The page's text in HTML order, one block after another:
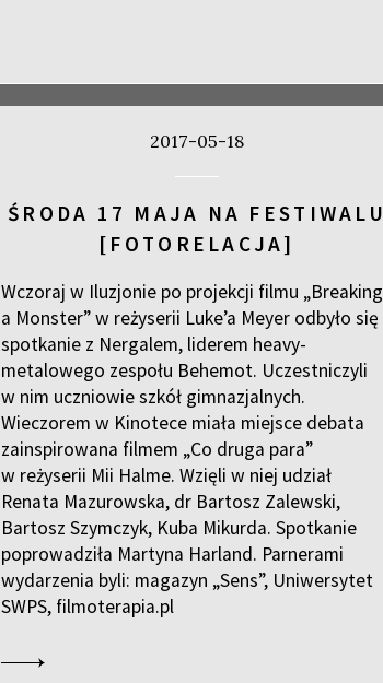
2017-05-18
ŚRODA 17 MAJA NA FESTIWALU
[FOTORELACJA]
Wczoraj w Iluzjonie po projekcji filmu „Breaking
a Monster” w reżyserii Luke’a Meyer odbyło się
spotkanie z Nergalem, liderem heavy-
metalowego zespołu Behemot. Uczestniczyli
w nim uczniowie szkół gimnazjalnych.
Wieczorem w Kinotece miała miejsce debata
zainspirowana filmem „Co druga para”
w reżyserii Mii Halme. Wzięli w niej udział
Renata Mazurowska, dr Bartosz Zalewski,
Bartosz Szymczyk, Kuba Mikurda. Spotkanie
poprowadziła Martyna Harland. Parnerami
wydarzenia byli: magazyn „Sens”, Uniwersytet
SWPS, filmoterapia.pl